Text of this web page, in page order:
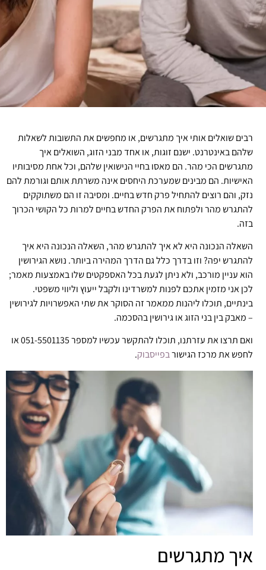
רבים שואלים אותי איך מתגרשים, או מחפשים את התשובות לשאלות
שלהם באינטרנט. ישנם זוגות, או אחד מבני הזוג, השואלים איך
מתגרשים הכי מהר. הם מאסו בחיי הנישואין שלהם, וכל אחת מסיבותיו
האישיות. הם מבינים שמערכת היחסים אינה משרתת אותם וגורמת להם
נזק, והם רוצים להתחיל פרק חדש בחיים. ומסיבה זו הם משתוקקים
להתגרש מהר ולפתוח את הפרק החדש בחיים למרות כל הקושי הכרוך
בזה.
השאלה הנכונה היא לא איך להתגרש מהר, השאלה הנכונה היא איך
להתגרש יפה? וזו בדרך כלל גם הדרך המהירה ביותר. נושא הגירושין
הוא עניין מורכב, ולא ניתן לגעת בכל האספקטים שלו באמצעות מאמר;
לכן אני מזמין אתכם לפנות למשרדינו ולקבל ייעוץ וליווי משפטי.
בינתיים, תוכלו ליהנות ממאמר זה הסוקר את שתי האפשרויות לגירושין
– מאבק בין בני הזוג או גירושין בהסכמה.
ואם תרצו את עזרתנו, תוכלו להתקשר עכשיו למספר 051-5501135 או
לחפש את מרכז הגישורבפייסבוק.
איך מתגרשים